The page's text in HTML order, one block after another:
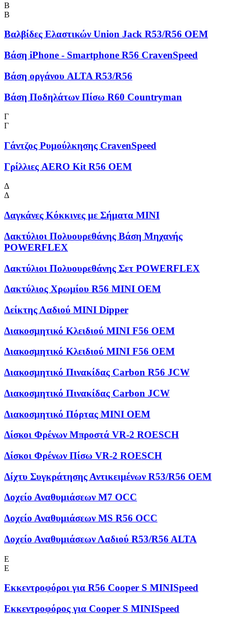
Β
Β
Βαλβίδες Ελαστικών Union Jack R53/R56 OEM
Βάση iPhone - Smartphone R56 CravenSpeed
Βάση οργάνου ALTA R53/R56
Βάση Ποδηλάτων Πίσω R60 Countryman
Γ
Γ
Γάντζος Ρυμούλκησης CravenSpeed
Γρίλλιες AERO Kit R56 OEM
Δ
Δ
Δαγκάνες Κόκκινες με Σήματα MINI
Δακτύλιοι Πολυουρεθάνης Βάση Μηχανής
POWERFLEX
Δακτύλιοι Πολυουρεθάνης Σετ POWERFLEX
Δακτύλιος Χρωμίου R56 MINI OEM
Δείκτης Λαδιού MINI Dipper
Διακοσμητικό Κλειδιού MINI F56 OEM
Διακοσμητικό Κλειδιού MINI F56 OEM
Διακοσμητικό Πινακίδας Carbon R56 JCW
Διακοσμητικό Πινακίδας Carbon JCW
Διακοσμητικό Πόρτας MINI OEM
Δίσκοι Φρένων Μπροστά VR-2 ROESCH
Δίσκοι Φρένων Πίσω VR-2 ROESCH
Δίχτυ Συγκράτησης Αντικειμένων R53/R56 OEM
Δοχείο Αναθυμιάσεων M7 OCC
Δοχείο Αναθυμιάσεων MS R56 OCC
Δοχείο Αναθυμιάσεων Λαδιού R53/R56 ALTA
Ε
Ε
Εκκεντροφόροι για R56 Cooper S MINISpeed
Εκκεντροφόρος για Cooper S MINISpeed